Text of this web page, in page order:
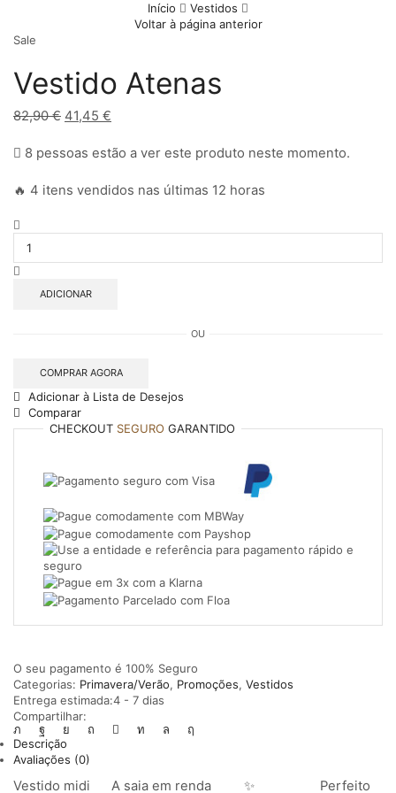
Início
Vestidos
Voltar à página anterior
Sale
Vestido Atenas
82,90€ O
original
82,90 €.
41,45 €
atual
41,45 €.
8 pessoas estão a ver este produto neste momento.
🔥 4 itens vendidos nas últimas 12 horas
Vestido
ADICIONAR
OU
COMPRAR AGORA
Adicionar à Lista de Desejos
Comparar
CHECKOUT SEGURO GARANTIDO
O seu pagamento é 100% Seguro
Categorias: Primavera/Verão, Promoções, Vestidos
Entrega estimada:4 - 7 dias
Compartilhar:
Descrição
Avaliações (0)
Vestido midi A saia em renda ✨ Perfeito